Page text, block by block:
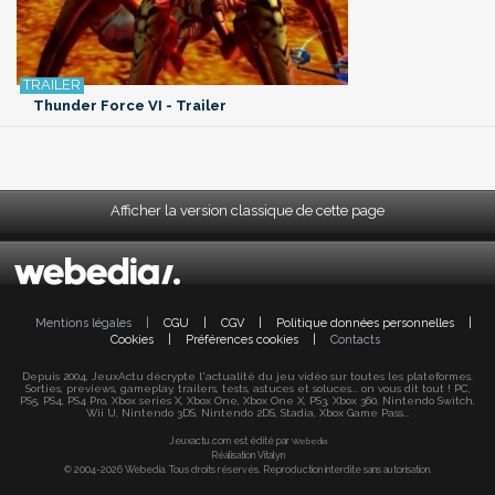
Thunder Force VI - Trailer
Afficher la version classique de cette page
Mentions légales CGU CGV Politique données personnelles
Cookies
Préférences cookies Contacts
Depuis 2004, JeuxActu décrypte l'actualité du jeu vidéo sur toutes les plateformes.
Sorties, previews, gameplay, trailers, tests, astuces et soluces... on vous dit tout ! PC,
PS5, PS4, PS4 Pro, Xbox series X, Xbox One, Xbox One X, PS3, Xbox 360, Nintendo Switch,
Wii U, Nintendo 3DS, Nintendo 2DS, Stadia, Xbox Game Pass...
Jeuxactu.com est édité par Webedia
Réalisation Vitalyn
© 2004-2026 Webedia. Tous droits réservés. Reproduction interdite sans autorisation.